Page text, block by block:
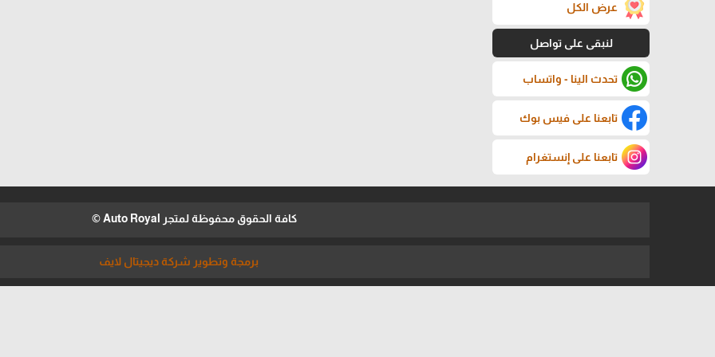
عرض الكل
لنبقى على تواصل
تحدث الينا - واتساب
تابعنا على فيس بوك
تابعنا على إنستغرام
كافة الحقوق محفوظة لمتجر Auto Royal ©
برمجة وتطوير شركة ديجيتال لايف